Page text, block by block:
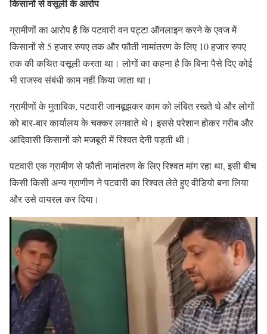
किसानों से वसूली के आरोप
ग्रामीणों का आरोप है कि पटवारी वन पट्टा ऑनलाइन करने के एवज में
किसानों से 5 हजार रुपए तक और फौती नामांतरण के लिए 10 हजार रुपए
तक की कथित वसूली करता था। लोगों का कहना है कि बिना पैसे दिए कोई
भी राजस्व संबंधी काम नहीं किया जाता था।
ग्रामीणों के मुताबिक, पटवारी जानबूझकर काम को लंबित रखते थे और लोगों
को बार-बार कार्यालय के चक्कर लगवाते थे। इससे परेशान होकर गरीब और
आदिवासी किसानों को मजबूरी में रिश्वत देनी पड़ती थी।
पटवारी एक ग्रामीण से फौती नामांतरण के लिए रिश्वत मांग रहा था, इसी बीच
किसी किसी अन्य ग्राणीण ने पटवारी का रिश्वत लेते हुए वीडियो बना लिया
और उसे वायरल कर दिया।